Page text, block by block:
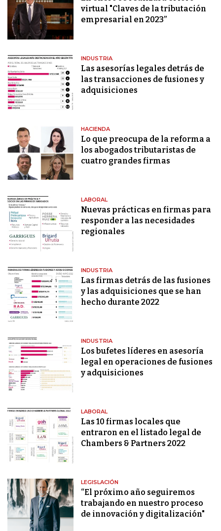
virtual "Claves de la tributación
empresarial en 2023”
INDUSTRIA
Las asesorías legales detrás de
las transacciones de fusiones y
adquisiciones
HACIENDA
Lo que preocupa de la reforma a
los abogados tributaristas de
cuatro grandes firmas
LABORAL
Nuevas prácticas en firmas para
responder a las necesidades
regionales
INDUSTRIA
Las firmas detrás de las fusiones
y las adquisiciones que se han
hecho durante 2022
INDUSTRIA
Los bufetes líderes en asesoría
legal en operaciones de fusiones
y adquisiciones
LABORAL
Las 10 firmas locales que
entraron en el listado legal de
Chambers & Partners 2022
LEGISLACIÓN
“El próximo año seguiremos
trabajando en nuestro proceso
de innovación y digitalización"